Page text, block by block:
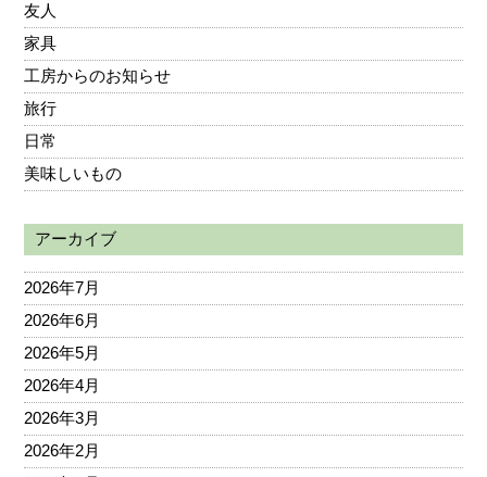
友人
家具
工房からのお知らせ
旅行
日常
美味しいもの
アーカイブ
2026年7月
2026年6月
2026年5月
2026年4月
2026年3月
2026年2月